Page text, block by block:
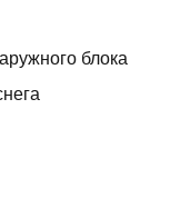
блока